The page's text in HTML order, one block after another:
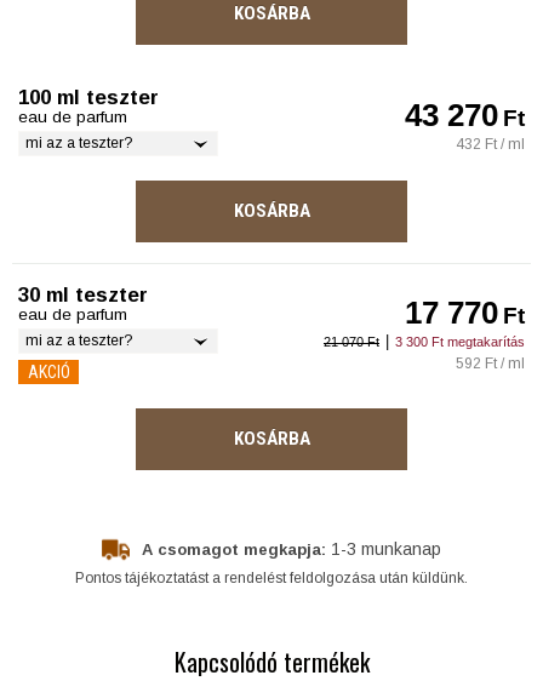
KOSÁRBA
100 ml teszter
eau de parfum
mi az a teszter?
43 270Ft
432 Ft / ml
KOSÁRBA
30 ml teszter
eau de parfum
mi az a teszter?
AKCIÓ
21 070 Ft | 3 300 Ft megtakarítás
17 770Ft
592 Ft / ml
KOSÁRBA
A csomagot megkapja: 1-3 munkanap
Pontos tájékoztatást a rendelést feldolgozása után küldünk.
Kapcsolódó termékek